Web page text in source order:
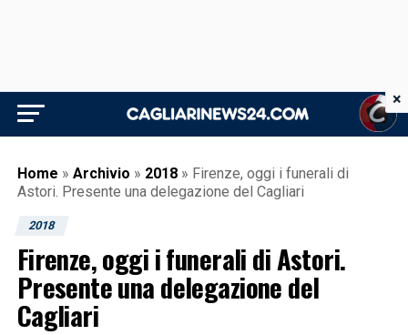
Home » Archivio » 2018 » Firenze, oggi i funerali di
Astori. Presente una delegazione del Cagliari
2018
Firenze, oggi i funerali di Astori.
Presente una delegazione del
Cagliari
×